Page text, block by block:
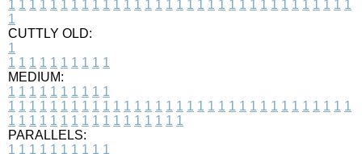
1 1 1 1 1 1 1 1 1 1 1 1 1 1 1 1 1 1 1 1 1 1 1 1 1 1 1 1 1 1 1 1 1
1
CUTTLY OLD:
1
1 1 1 1 1 1 1 1 1 1
MEDIUM:
1 1 1 1 1 1 1 1 1 1
1 1 1 1 1 1 1 1 1 1 1 1 1 1 1 1 1 1 1 1 1 1 1 1 1 1 1 1 1 1 1 1 1
1 1 1 1 1 1 1 1 1 1 1 1 1 1 1 1 1
PARALLELS:
1 1 1 1 1 1 1 1 1 1